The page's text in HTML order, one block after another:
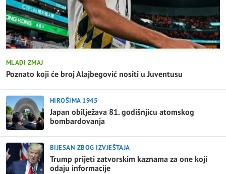
MLADI ZMAJ
Poznato koji će broj Alajbegović nositi u Juventusu
HIROŠIMA 1945
Japan obilježava 81. godišnjicu atomskog
bombardovanja
BIJESAN ZBOG IZVJEŠTAJA
Trump prijeti zatvorskim kaznama za one koji
odaju informacije